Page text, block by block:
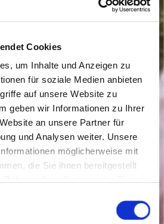
Cookies
um Inhalte und Anzeigen zu
für soziale Medien anbieten
auf unsere Website zu
geben wir Informationen zu Ihrer
an unsere Partner für
und Analysen weiter. Unsere
möglicherweise mit
die Sie ihnen bereitgestellt
Webseite weiterhin nutzen.